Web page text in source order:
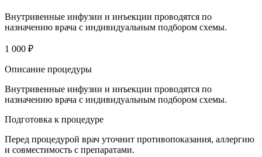
Внутривенные инфузии и инъекции проводятся по
назначению врача с индивидуальным подбором схемы.
1 000 ₽
Описание процедуры
Внутривенные инфузии и инъекции проводятся по
назначению врача с индивидуальным подбором схемы.
Подготовка к процедуре
Перед процедурой врач уточнит противопоказания, аллергию
и совместимость с препаратами.